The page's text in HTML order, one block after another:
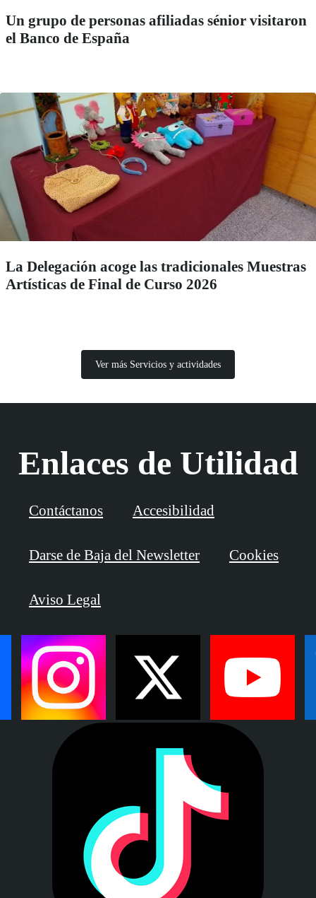
Un grupo de personas afiliadas sénior visitaron
el Banco de España
La Delegación acoge las tradicionales Muestras
Artísticas de Final de Curso 2026
Ver más Servicios y actividades
Enlaces de Utilidad
Contáctanos Accesibilidad
Darse de Baja del Newsletter Cookies
Aviso Legal